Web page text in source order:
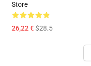
Store
26,22 €$28.5